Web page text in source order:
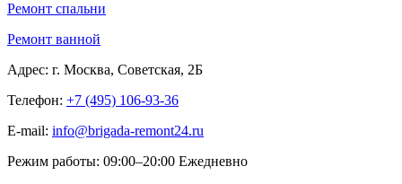
Ремонт спальни
Ремонт ванной
Адрес: г. Москва, Советская, 2Б
Телефон: +7 (495) 106-93-36
E-mail: info@brigada-remont24.ru
Режим работы: 09:00–20:00 Ежедневно